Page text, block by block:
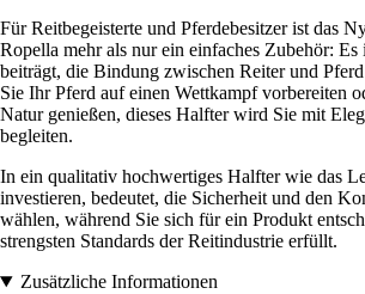
Für Reitbegeisterte und Pferdebesitzer ist das
Ropella mehr als nur ein einfaches Zubehör: Es
beiträgt, die Bindung zwischen Reiter und
Sie Ihr Pferd auf einen Wettkampf vorbereiten
Natur genießen, dieses Halfter wird Sie mit
begleiten.
In ein qualitativ hochwertiges Halfter wie das
investieren, bedeutet, die Sicherheit und den
wählen, während Sie sich für ein Produkt
strengsten Standards der Reitindustrie erfüllt.
Zusätzliche Informationen